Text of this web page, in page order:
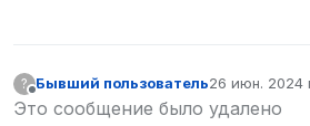
?
Не в сети
Бывший пользователь26 июн. 2024
Это сообщение было удалено